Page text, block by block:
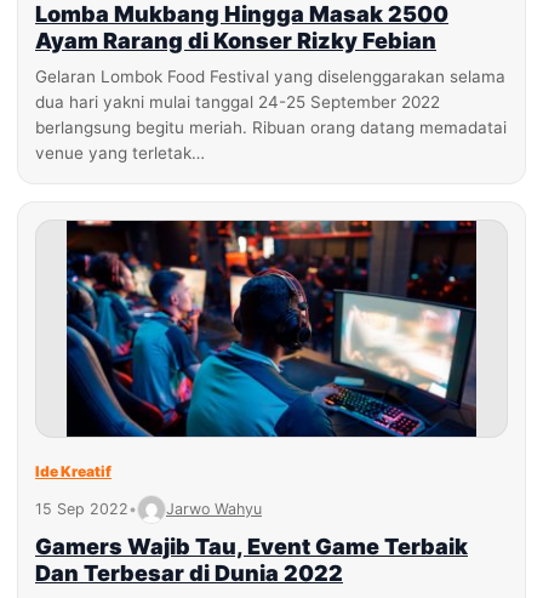
Lomba Mukbang Hingga Masak 2500
Ayam Rarang di Konser Rizky Febian
Gelaran Lombok Food Festival yang diselenggarakan selama
dua hari yakni mulai tanggal 24-25 September 2022
berlangsung begitu meriah. Ribuan orang datang memadatai
venue yang terletak…
Ide Kreatif
15 Sep 2022• Jarwo Wahyu
Gamers Wajib Tau, Event Game Terbaik
Dan Terbesar di Dunia 2022